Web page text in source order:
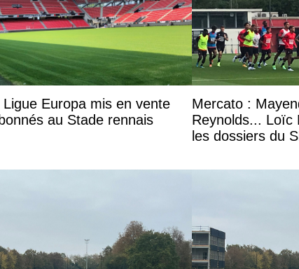
Europa mis en vente
au Stade rennais
Mercato :
Reynolds... Loïc
les dossiers du